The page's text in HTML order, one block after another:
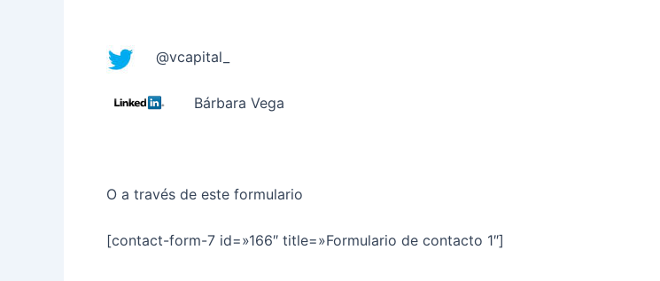
@vcapital_
Bárbara Vega
O a través de este formulario
[contact-form-7 id=»166″ title=»Formulario de contacto 1″]